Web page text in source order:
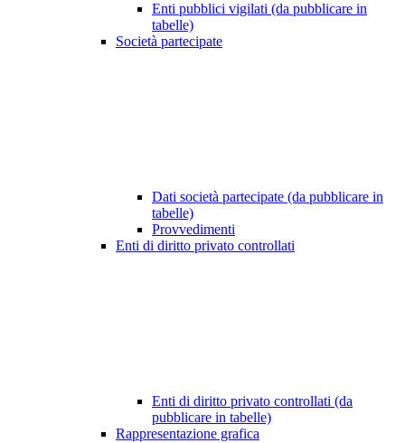
Enti pubblici vigilati (da pubblicare in
tabelle)
Società partecipate
Dati società partecipate (da pubblicare in
tabelle)
Provvedimenti
Enti di diritto privato controllati
Enti di diritto privato controllati (da
pubblicare in tabelle)
Rappresentazione grafica